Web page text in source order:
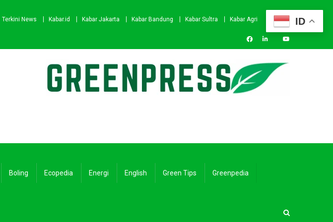
Terkini News Kabar.id Kabar Jakarta Kabar Bandung Kabar Sultra
Kabar Agri
Boling Ecopedia Energi English Green Tips Greenpedia
ID